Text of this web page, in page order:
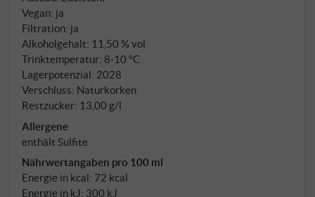
Vegan: ja
Filtration: ja
Alkoholgehalt: 11,50 % vol
Trinktemperatur: 8‑10 °C
Lagerpotenzial: 2028
Verschluss: Naturkorken
Restzucker: 13,00 g/l
Allergene
enthält Sulfite
Nährwertangaben pro 100 ml
Energie in kcal: 72 kcal
Energie in kJ: 300 kJ